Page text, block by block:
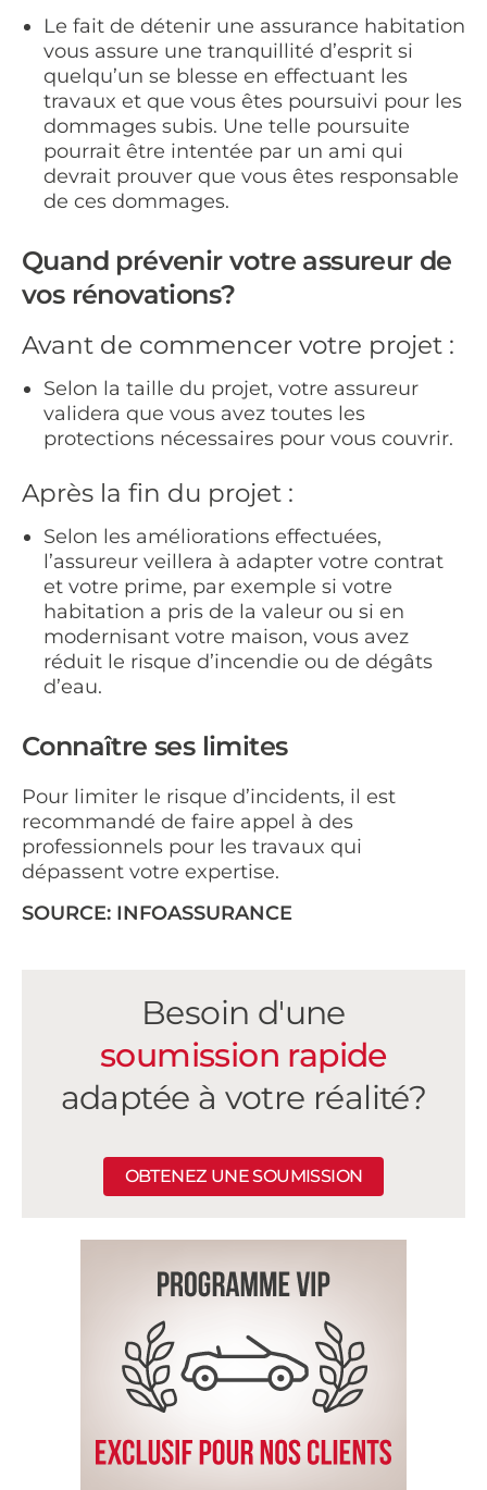
Le fait de détenir une assurance habitation
vous assure une tranquillité d’esprit si
quelqu’un se blesse en effectuant les
travaux et que vous êtes poursuivi pour les
dommages subis. Une telle poursuite
pourrait être intentée par un ami qui
devrait prouver que vous êtes responsable
de ces dommages.
Quand prévenir votre assureur de
vos rénovations?
Avant de commencer votre projet :
Selon la taille du projet, votre assureur
validera que vous avez toutes les
protections nécessaires pour vous couvrir.
Après la fin du projet :
Selon les améliorations effectuées,
l’assureur veillera à adapter votre contrat
et votre prime, par exemple si votre
habitation a pris de la valeur ou si en
modernisant votre maison, vous avez
réduit le risque d’incendie ou de dégâts
d’eau.
Connaître ses limites
Pour limiter le risque d’incidents, il est
recommandé de faire appel à des
professionnels pour les travaux qui
dépassent votre expertise.
SOURCE: INFOASSURANCE
Besoin d'une
soumission rapide
adaptée à votre réalité?
OBTENEZ UNE SOUMISSION